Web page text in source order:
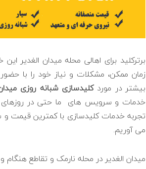
برترکلید برای اهالی محله میدان الغدیر
زمان ممکن، مشکلات و نیاز خود را با
بیشتر در مورد کلیدسازیشبانه روزی
خدمات و سرویس های ما حتی در روزهای
تجربه خدمات کلیدسازی با کمترین قیمت و
می آوریم.
میدان الغدیر در محله نارمک و تقاطع هنگام و